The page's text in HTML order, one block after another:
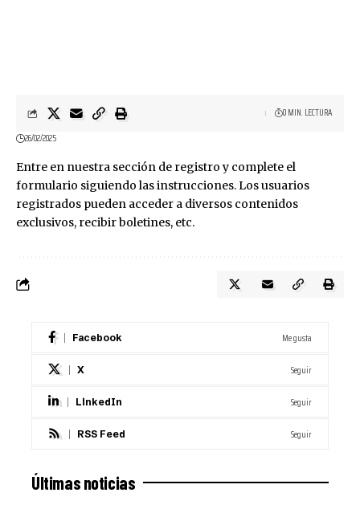
26/02/2025
0 MIN. LECTURA
Entre en nuestra sección de registroy complete el
formulario siguiendo las instrucciones. Los usuarios
registrados pueden acceder a diversos contenidos
exclusivos, recibir boletines, etc.
Facebook Me gusta
X Seguir
LinkedIn Seguir
RSS Feed Seguir
Últimas noticias